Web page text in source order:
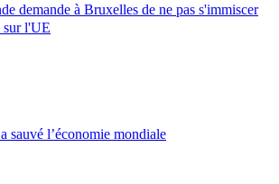
demande à Bruxelles de ne pas s'immiscer
sur l'UE
sauvé l’économie mondiale